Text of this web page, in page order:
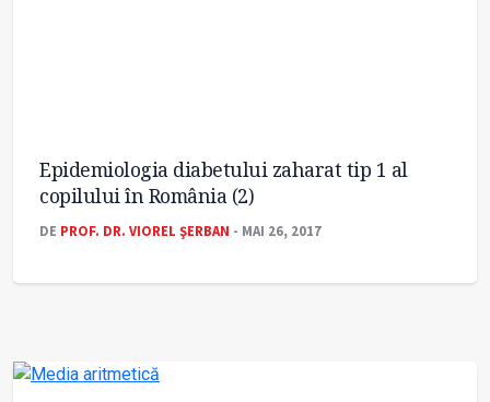
Epidemiologia diabetului zaharat tip 1 al
copilului în România (2)
DE PROF. DR. VIOREL ŞERBAN - MAI 26, 2017